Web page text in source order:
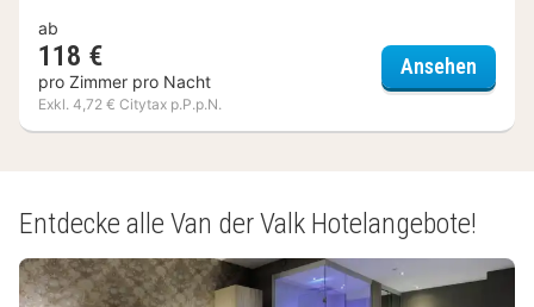
ab
118 €
pro Zimmer pro Nacht
Exkl. 4,72 € Citytax p.P.p.N.
Ansehen
Entdecke alle Van der Valk Hotelangebote!